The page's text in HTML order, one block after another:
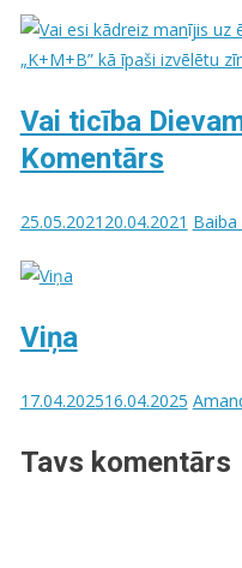
Vai ticība
Komentārs
25.05.2021 20.04.2021 Baiba
Viņa
17.04.202516.04.2025
Tavs komentārs